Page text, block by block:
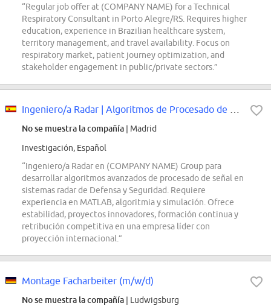
“Regular job offer at (COMPANY NAME) for a Technical
Respiratory Consultant in Porto Alegre/RS. Requires higher
education, experience in Brazilian healthcare system,
territory management, and travel availability. Focus on
respiratory market, patient journey optimization, and
stakeholder engagement in public/private sectors.”
No se muestra la compañía | Madrid
Investigación, Español
“Ingeniero/a Radar en (COMPANY NAME) Group para
desarrollar algoritmos avanzados de procesado de señal en
sistemas radar de Defensa y Seguridad. Requiere
experiencia en MATLAB, algoritmia y simulación. Ofrece
estabilidad, proyectos innovadores, formación continua y
retribución competitiva en una empresa líder con
proyección internacional.”
Montage Facharbeiter (m/w/d)
No se muestra la compañía | Ludwigsburg